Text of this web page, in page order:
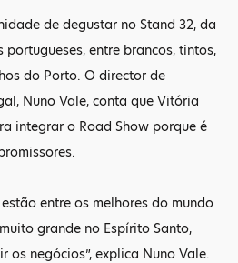
de degustar no Stand 32, da
entre brancos, tintos,
do Porto. O director de
Nuno Vale, conta que Vitória
integrar o Road Show porque é
entre os melhores do mundo
grande no Espírito Santo,
os negócios”, explica Nuno Vale.